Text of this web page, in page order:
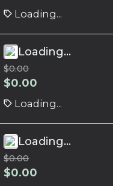
Loading...
Loading...
$0.00
$0.00
Loading...
Loading...
$0.00
$0.00